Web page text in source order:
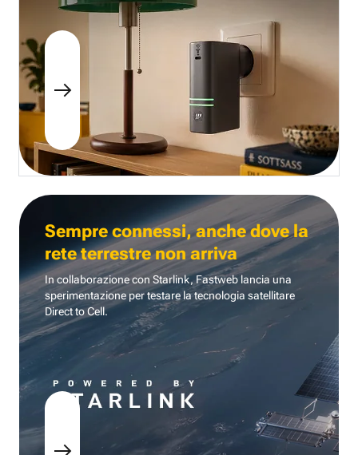
Sempre connessi, anche dove la
rete terrestre non arriva
In collaborazione con Starlink, Fastweb lancia una
sperimentazione per testare la tecnologia satellitare
Direct to Cell.